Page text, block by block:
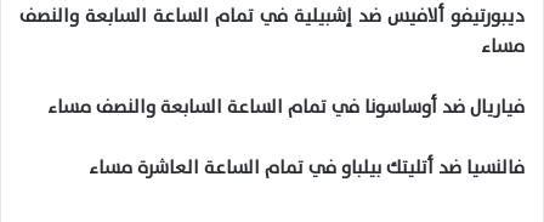
ديبورتيفو ألافيس ضد إشبيلية في تمام الساعة السابعة والنصف
مساء
فياريال ضد أوساسونا في تمام الساعة السابعة والنصف مساء
فالنسيا ضد أتليتك بيلباو في تمام الساعة العاشرة مساء